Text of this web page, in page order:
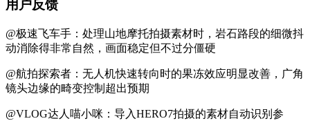
用户反馈
@极速飞车手：处理山地摩托拍摄素材时，岩石路段的细微抖
动消除得非常自然，画面稳定但不过分僵硬
@航拍探索者：无人机快速转向时的果冻效应明显改善，广角
镜头边缘的畸变控制超出预期
@VLOG达人喵小咪：导入HERO7拍摄的素材自动识别参